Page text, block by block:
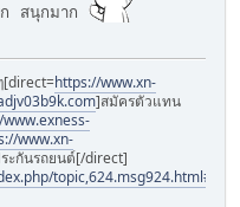
ก สนุกมาก
[direct=https://www.xn-
]สมัครตัวแทน
www.xn-
ะกันรถยนต์[/direct]